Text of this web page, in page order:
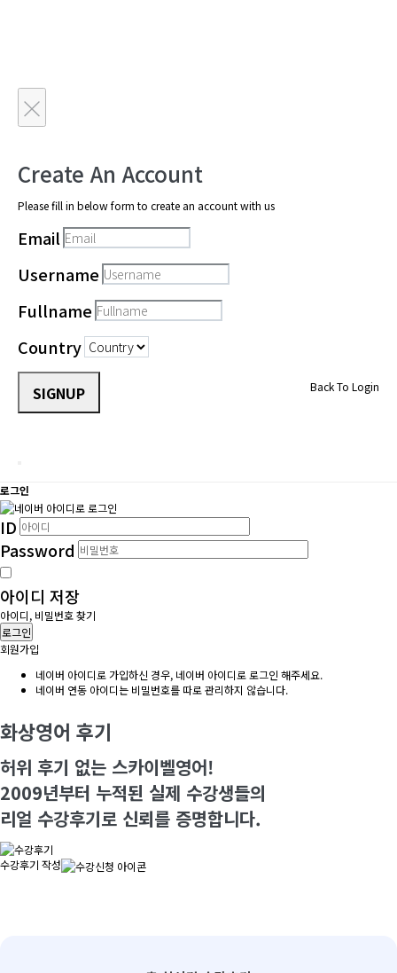
×
Create An Account
Please fill in below form to create an account with us
Email
Username
Fullname
Country
SIGNUP Back To Login
로그인
ID
Password
아이디 저장
아이디, 비밀번호 찾기
로그인
회원가입
네이버 아이디로 가입하신 경우, 네이버 아이디로 로그인 해주세요.
네이버 연동 아이디는 비밀번호를 따로 관리하지 않습니다.
화상영어 후기
허위 후기 없는 스카이벨영어!
2009년부터 누적된 실제 수강생들의
리얼 수강후기로 신뢰를 증명합니다.
수강후기 작성